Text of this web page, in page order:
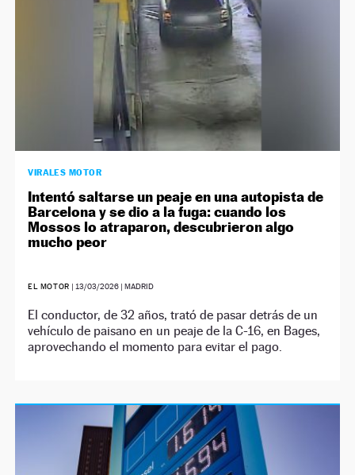
VIRALES MOTOR
Intentó saltarse un peaje en una autopista de
Barcelona y se dio a la fuga: cuando los
Mossos lo atraparon, descubrieron algo
mucho peor
EL MOTOR | 13/03/2026 | MADRID
El conductor, de 32 años, trató de pasar detrás de un
vehículo de paisano en un peaje de la C-16, en Bages,
aprovechando el momento para evitar el pago.